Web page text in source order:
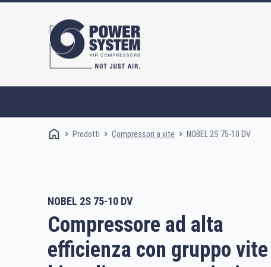
Compressori a vite
Prodotti Compressori a vite NOBEL 2S 75-10 DV
NOBEL 2S 75-10 DV
Compressore ad alta
efficienza con gruppo vite